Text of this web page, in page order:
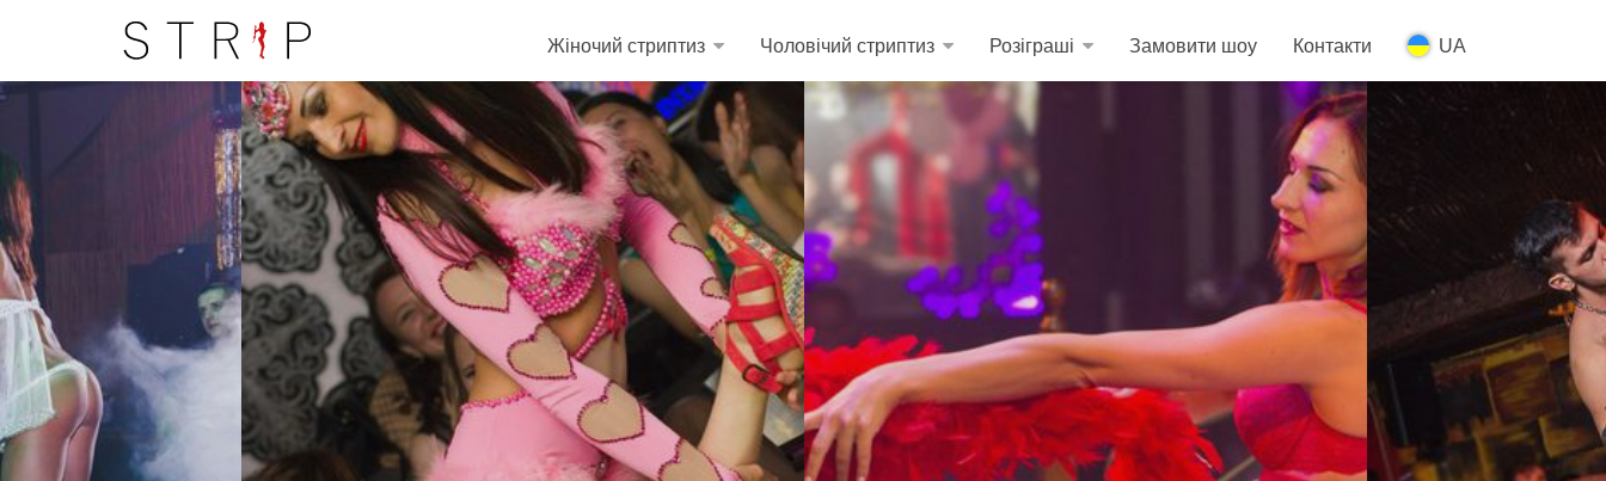
Жіночий стриптиз Чоловічий стриптиз Розіграші Замовити шоу Контакти UA